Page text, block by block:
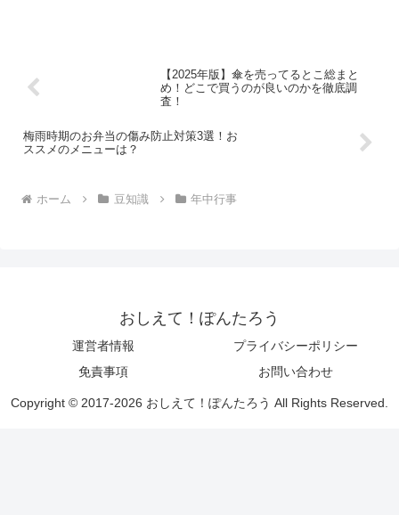
【2025年版】傘を売ってるとこ総まと
め！どこで買うのが良いのかを徹底調
査！
梅雨時期のお弁当の傷み防止対策3選！お
ススメのメニューは？
ホーム 豆知識 年中行事
おしえて！ぽんたろう
運営者情報
プライバシーポリシー
免責事項
お問い合わせ
Copyright © 2017-2026 おしえて！ぽんたろう All Rights Reserved.